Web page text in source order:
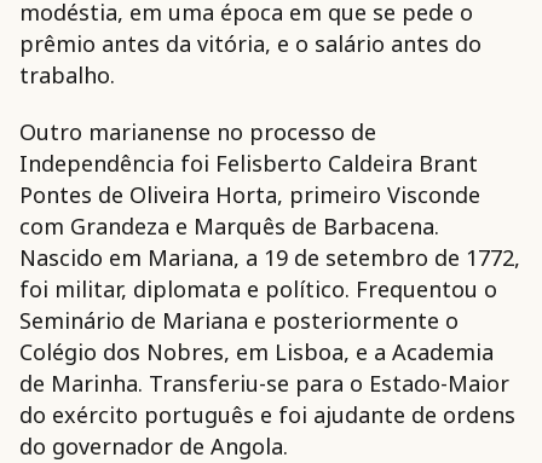
modéstia, em uma época em que se pede o
prêmio antes da vitória, e o salário antes do
trabalho.
Outro marianense no processo de
Independência foi Felisberto Caldeira Brant
Pontes de Oliveira Horta, primeiro Visconde
com Grandeza e Marquês de Barbacena.
Nascido em Mariana, a 19 de setembro de 1772,
foi militar, diplomata e político. Frequentou o
Seminário de Mariana e posteriormente o
Colégio dos Nobres, em Lisboa, e a Academia
de Marinha. Transferiu-se para o Estado-Maior
do exército português e foi ajudante de ordens
do governador de Angola.